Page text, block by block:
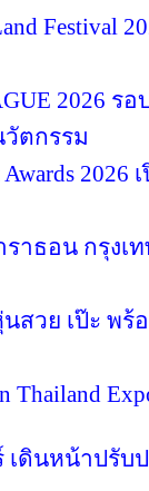
Festival
2026 ร
ตกรรม
Awards
าธอน กรุงเ
วย เป๊ะ พร้
Thailand
เดินหน้าปรั